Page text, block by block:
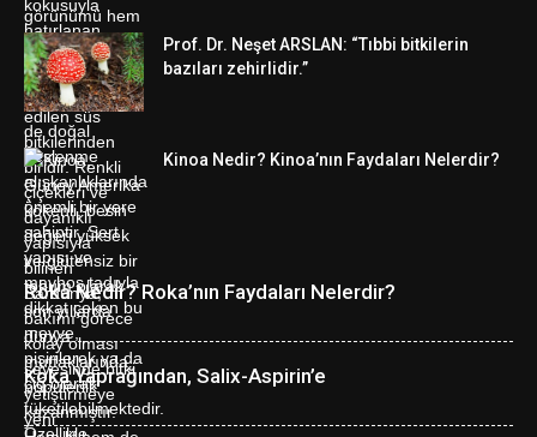
Prof. Dr. Neşet ARSLAN: “Tıbbi bitkilerin
bazıları zehirlidir.”
Kinoa Nedir? Kinoa’nın Faydaları Nelerdir?
Roka Nedir? Roka’nın Faydaları Nelerdir?
Koka Yaprağından, Salix-Aspirin’e